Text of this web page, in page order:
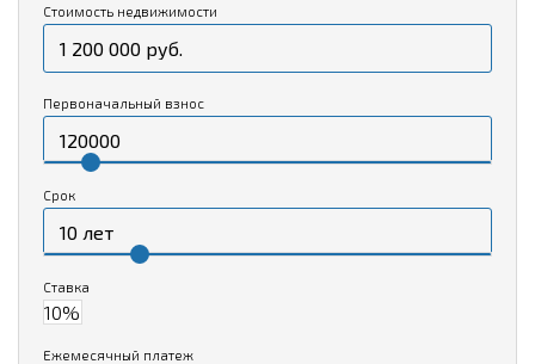
Стоимость недвижимости
Первоначальный взнос
Срок
Ставка
Ежемесячный платеж